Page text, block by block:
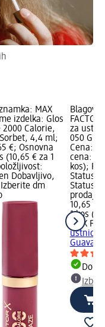
MAX
izdelka: Glos
Calorie,
4,4 ml;
€; Osnovna
(10,65 € za 1
Dobavljivo,
dm
za
050
Cena:
cena: 1
kos);
Status
Status
10,65 €
1 kos
MAX
ustnice
Guava